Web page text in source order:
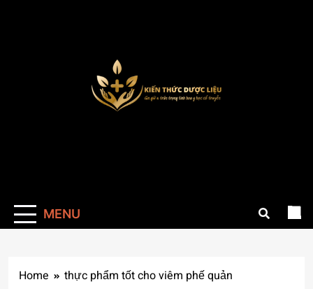
MENU
Home thực phẩm tốt cho viêm phế quản